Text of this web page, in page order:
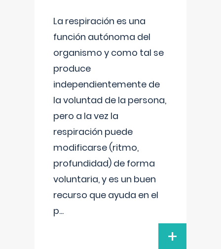
La respiración es una
función autónoma del
organismo y como tal se
produce
independientemente de
la voluntad de la persona,
pero a la vez la
respiración puede
modificarse (ritmo,
profundidad) de forma
voluntaria, y es un buen
recurso que ayuda en el
p...
+